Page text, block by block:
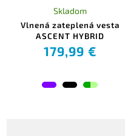
Vlnená zateplená vesta
ASCENT HYBRID
Skladom
179,99 €